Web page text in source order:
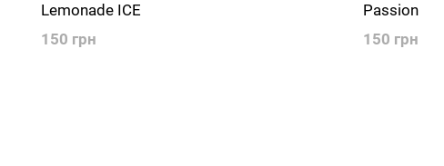
Lemonade ICE
150 грн
Passion
150 грн